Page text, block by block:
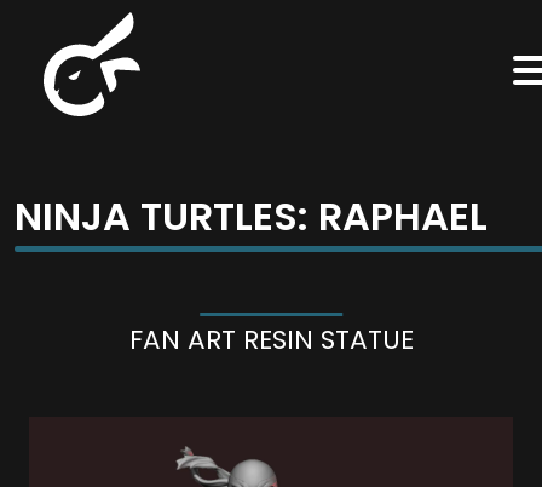
NINJA TURTLES: RAPHAEL
FAN ART RESIN STATUE